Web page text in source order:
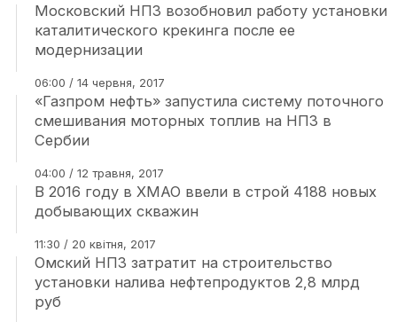
Московский НПЗ возобновил работу установки
каталитического крекинга после ее
модернизации
06:00 / 14 червня, 2017
«Газпром нефть» запустила систему поточного
смешивания моторных топлив на НПЗ в
Сербии
04:00 / 12 травня, 2017
В 2016 году в ХМАО ввели в строй 4188 новых
добывающих скважин
11:30 / 20 квітня, 2017
Омский НПЗ затратит на строительство
установки налива нефтепродуктов 2,8 млрд
руб